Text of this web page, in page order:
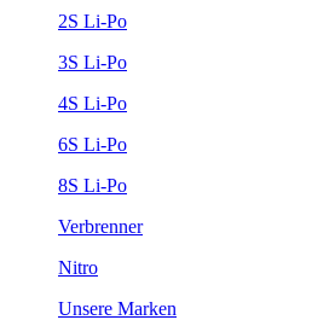
2S Li-Po
3S Li-Po
4S Li-Po
6S Li-Po
8S Li-Po
Verbrenner
Nitro
Unsere Marken